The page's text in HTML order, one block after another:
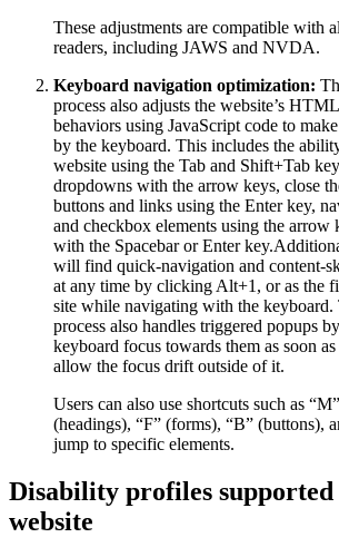
These adjustments are compatible with
readers, including JAWS and NVDA.
Keyboard navigation optimization:
process also adjusts the website’s
behaviors using JavaScript code to
by the keyboard. This includes the
website using the Tab and Shift+Tab
dropdowns with the arrow keys, close
buttons and links using the Enter key,
and checkbox elements using the arrow
with the Spacebar or Enter
will find quick-navigation and content-
at any time by clicking Alt+1, or as the
site while navigating with the keyboard.
process also handles triggered popups
keyboard focus towards them as soon
allow the focus drift outside of it.
Users can also use shortcuts such as
(headings), “F” (forms), “B” (buttons),
jump to specific elements.
Disability profiles
website